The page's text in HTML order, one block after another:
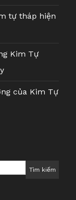
tự tháp hiện
Kim Tự
của Kim Tự
Tìm kiếm